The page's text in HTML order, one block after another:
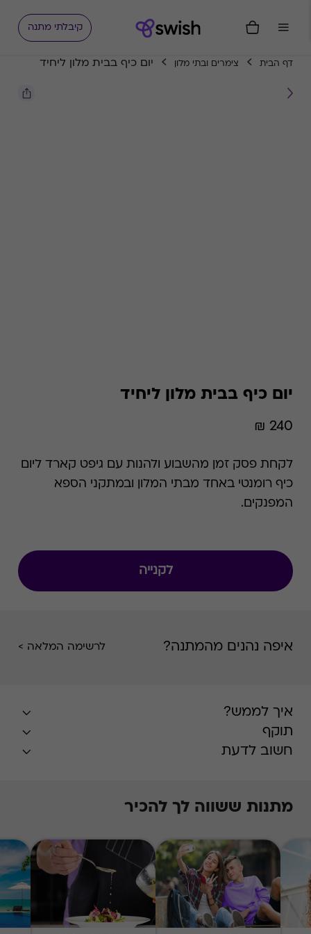
קיבלתי מתנה
דף הבית צימרים ובתי מלון יום כיף בבית מלון ליחיד
יום כיף בבית מלון ליחיד
240 ₪
לקחת פסק זמן מהשבוע ולהנות עם גיפט קארד ליום
כיף רומנטי באחד מבתי המלון ובמתקני הספא
המפנקים.
לקנייה
איפה נהנים מהמתנה? לרשימה המלאה >
איך לממש?
תוקף
חשוב לדעת
* בעונת השיא, חודשים יולי-אוגוסט, הזמנת
האירוח על בסיס מקום פנוי במרבית המלונות,
ותידרש תוספת תשלום על פי
המפורטבאתרSwish
.התשלום עבור התוספת
מתנות ששווה לך להכיר